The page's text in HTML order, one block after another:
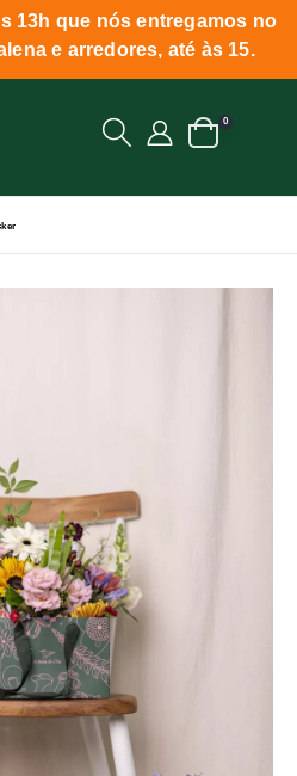
13h que nós entregamos no
e arredores, até às 15.
0